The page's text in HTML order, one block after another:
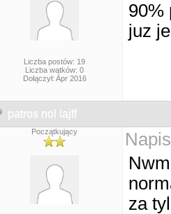
Liczba postów: 19
Liczba wątków: 0
Dołączył: Apr 2016
90%
juz
patros nol lajff
Początkujący
za